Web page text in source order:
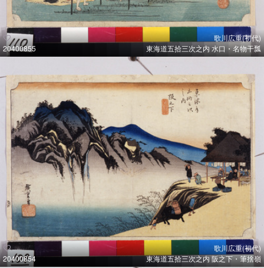
20400855
歌川広重(初代)
東海道五拾三次之内 水口・名物干瓢
20400854
歌川広重(初代)
東海道五拾三次之内 阪之下・筆捨嶺